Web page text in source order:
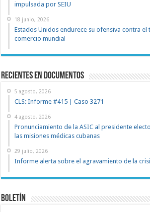
impulsada por SEIU
18 junio, 2026
Estados Unidos endurece su ofensiva contra
comercio mundial
recientes en documentos
5 agosto, 2026
CLS: Informe #415 | Caso 3271
4 agosto, 2026
Pronunciamiento de la ASIC al presidente
las misiones médicas cubanas
29 julio, 2026
Informe alerta sobre el agravamiento de la
Boletín